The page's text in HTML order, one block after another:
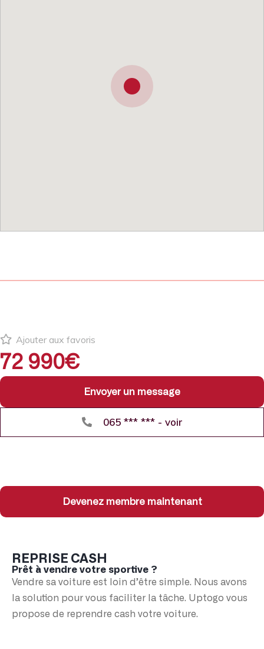
Ajouter aux favoris
72 990€
Envoyer un message
065 *** *** - voir
Devenez membre maintenant
REPRISE CASH
Prêt à vendre votre sportive ?
Vendre sa voiture est loin d’être simple. Nous avons
la solution pour vous faciliter la tâche. Uptogo vous
propose de reprendre cash votre voiture.